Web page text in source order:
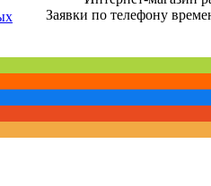
Заявки по телефону